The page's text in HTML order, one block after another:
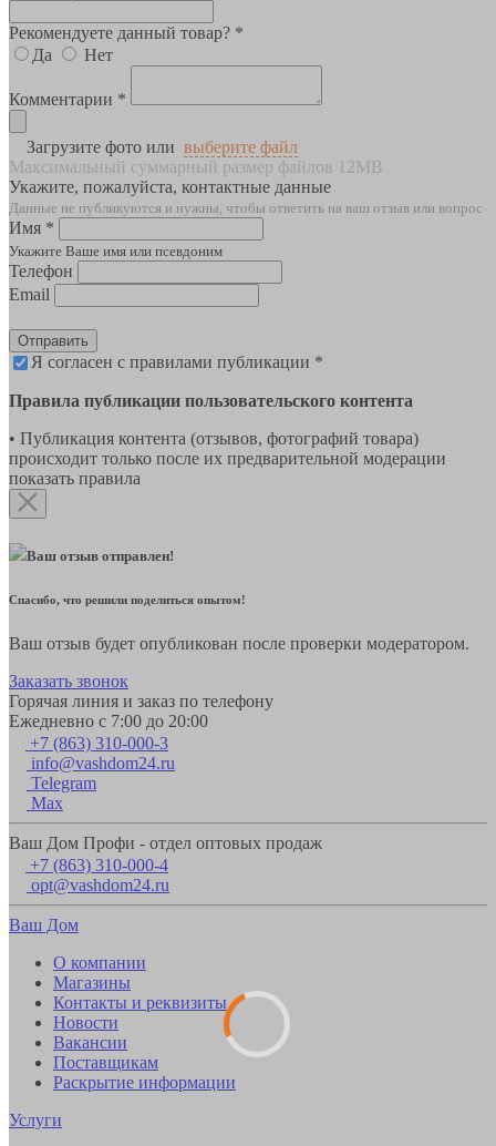
Рекомендуете данный товар? *
Да
Нет
Комментарии *
Загрузите фото или выберите файл
Максимальный суммарный размер файлов 12MB
Укажите, пожалуйста, контактные данные
Данные не публикуются и нужны, чтобы ответить на ваш отзыв или вопрос
Имя *
Укажите Ваше имя или псевдоним
Телефон
Email
Отправить
Я согласен с правилами публикации *
Правила публикации пользовательского контента
• Публикация контента (отзывов, фотографий товара)
происходит только после их предварительной модерации
показать правила
Ваш отзыв отправлен!
Спасибо, что решили поделиться опытом!
Ваш отзыв будет опубликован после проверки модератором.
Заказать звонок
Горячая линия и заказ по телефону
Ежедневно с 7:00 до 20:00
+7 (863) 310-000-3
info@vashdom24.ru
Telegram
Max
Ваш Дом Профи - отдел оптовых продаж
+7 (863) 310-000-4
opt@vashdom24.ru
Ваш Дом
О компании
Магазины
Контакты и реквизиты
Новости
Вакансии
Поставщикам
Раскрытие информации
Услуги